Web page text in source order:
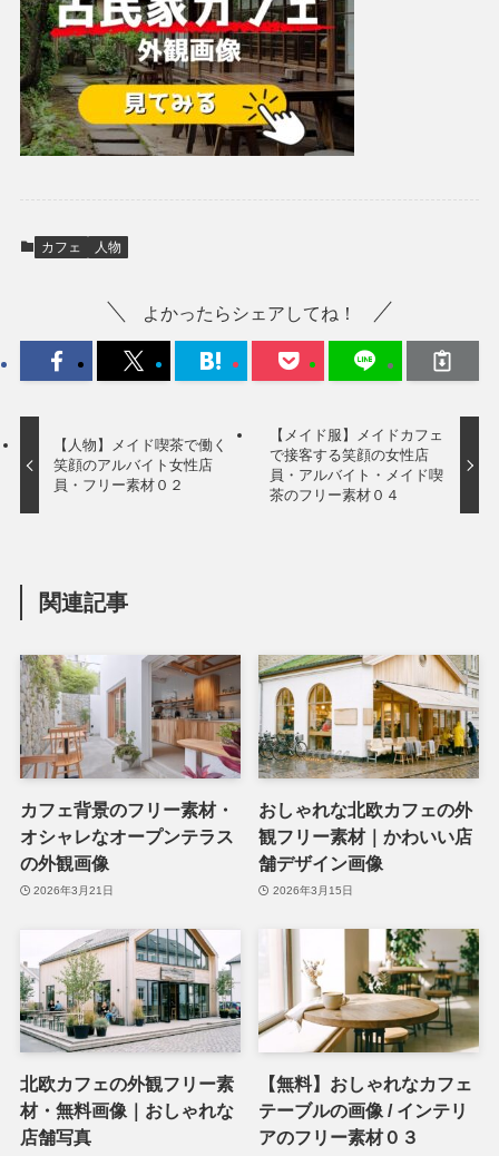
カフェ 人物
よかったらシェアしてね！
【人物】メイド喫茶で働く
笑顔のアルバイト女性店
員・フリー素材０２
【メイド服】メイドカフェ
で接客する笑顔の女性店
員・アルバイト・メイド喫
茶のフリー素材０４
関連記事
カフェ背景のフリー素材・
オシャレなオープンテラス
の外観画像
2026年3月21日
おしゃれな北欧カフェの外
観フリー素材｜かわいい店
舗デザイン画像
2026年3月15日
北欧カフェの外観フリー素
材・無料画像｜おしゃれな
店舗写真
【無料】おしゃれなカフェ
テーブルの画像 / インテリ
アのフリー素材０３